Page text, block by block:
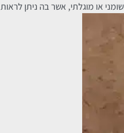
או מוגלתי, אשר בה ניתן לראות